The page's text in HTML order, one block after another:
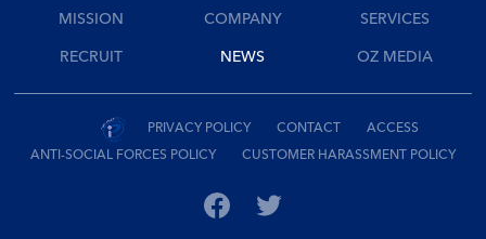
MISSION COMPANY SERVICES
RECRUIT NEWS OZ MEDIA
PRIVACY POLICY CONTACT ACCESS
ANTI-SOCIAL FORCES POLICY CUSTOMER HARASSMENT POLICY